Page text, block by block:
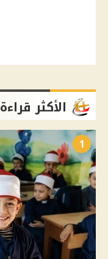
الأكثر قراءة
1